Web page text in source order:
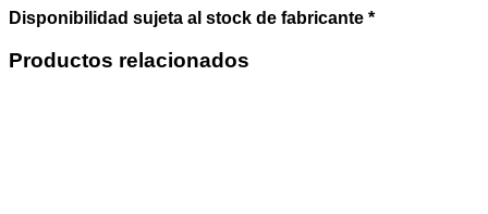
Disponibilidad sujeta al stock de fabricante *
Productos relacionados